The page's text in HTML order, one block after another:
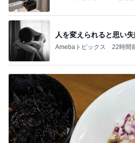
人を変えられると思い
Amebaトピックス 22時間